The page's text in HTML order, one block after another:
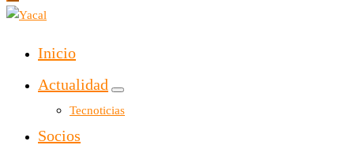
Yacal micro hosting
Inicio
Actualidad
Tecnoticias
Socios